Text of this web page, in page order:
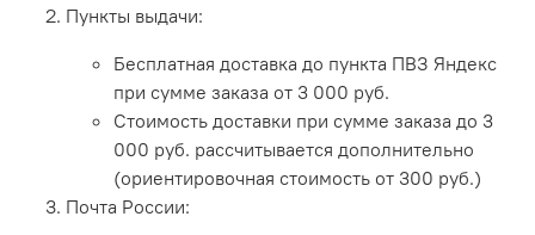
Пункты выдачи:
Бесплатная доставка до пункта ПВЗ Яндекс
при сумме заказа от 3 000 руб.
Стоимость доставки при сумме заказа до 3
000 руб. рассчитывается дополнительно
(ориентировочная стоимость от 300 руб.)
Почта России: